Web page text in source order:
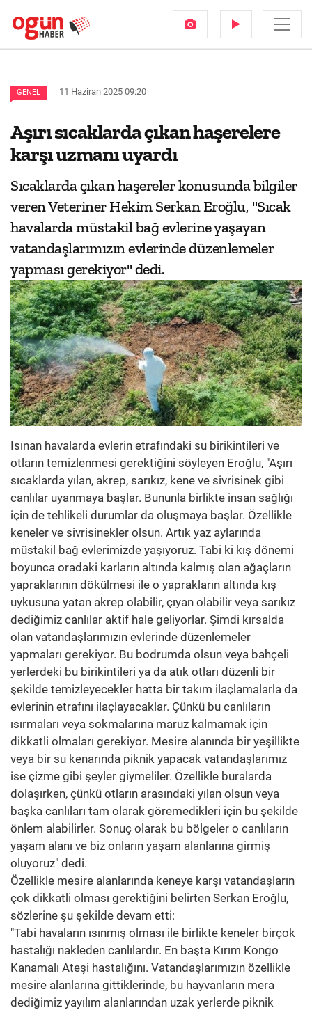
GENEL 11 Haziran 2025 09:20
Aşırı sıcaklarda çıkan haşerelere
karşı uzmanı uyardı
Sıcaklarda çıkan haşereler konusunda bilgiler
veren Veteriner Hekim Serkan Eroğlu, "Sıcak
havalarda müstakil bağ evlerine yaşayan
vatandaşlarımızın evlerinde düzenlemeler
yapması gerekiyor" dedi.
Isınan havalarda evlerin etrafındaki su birikintileri ve
otların temizlenmesi gerektiğini söyleyen Eroğlu, "Aşırı
sıcaklarda yılan, akrep, sarıkız, kene ve sivrisinek gibi
canlılar uyanmaya başlar. Bununla birlikte insan sağlığı
için de tehlikeli durumlar da oluşmaya başlar. Özellikle
keneler ve sivrisinekler olsun. Artık yaz aylarında
müstakil bağ evlerimizde yaşıyoruz. Tabi ki kış dönemi
boyunca oradaki karların altında kalmış olan ağaçların
yapraklarının dökülmesi ile o yaprakların altında kış
uykusuna yatan akrep olabilir, çıyan olabilir veya sarıkız
dediğimiz canlılar aktif hale geliyorlar. Şimdi kırsalda
olan vatandaşlarımızın evlerinde düzenlemeler
yapmaları gerekiyor. Bu bodrumda olsun veya bahçeli
yerlerdeki bu birikintileri ya da atık otları düzenli bir
şekilde temizleyecekler hatta bir takım ilaçlamalarla da
evlerinin etrafını ilaçlayacaklar. Çünkü bu canlıların
ısırmaları veya sokmalarına maruz kalmamak için
dikkatli olmaları gerekiyor. Mesire alanında bir yeşillikte
veya bir su kenarında piknik yapacak vatandaşlarımız
ise çizme gibi şeyler giymeliler. Özellikle buralarda
dolaşırken, çünkü otların arasındaki yılan olsun veya
başka canlıları tam olarak göremedikleri için bu şekilde
önlem alabilirler. Sonuç olarak bu bölgeler o canlıların
yaşam alanı ve biz onların yaşam alanlarına girmiş
oluyoruz" dedi.
Özellikle mesire alanlarında keneye karşı vatandaşların
çok dikkatli olması gerektiğini belirten Serkan Eroğlu,
sözlerine şu şekilde devam etti:
"Tabi havaların ısınmış olması ile birlikte keneler birçok
hastalığı nakleden canlılardır. En başta Kırım Kongo
Kanamalı Ateşi hastalığını. Vatandaşlarımızın özellikle
mesire alanlarına gittiklerinde, bu hayvanların mera
dediğimiz yayılım alanlarından uzak yerlerde piknik